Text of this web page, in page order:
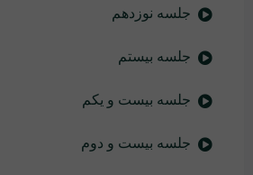
جلسه نوزدهم
جلسه بیستم
جلسه بیست و یکم
جلسه بیست و دوم